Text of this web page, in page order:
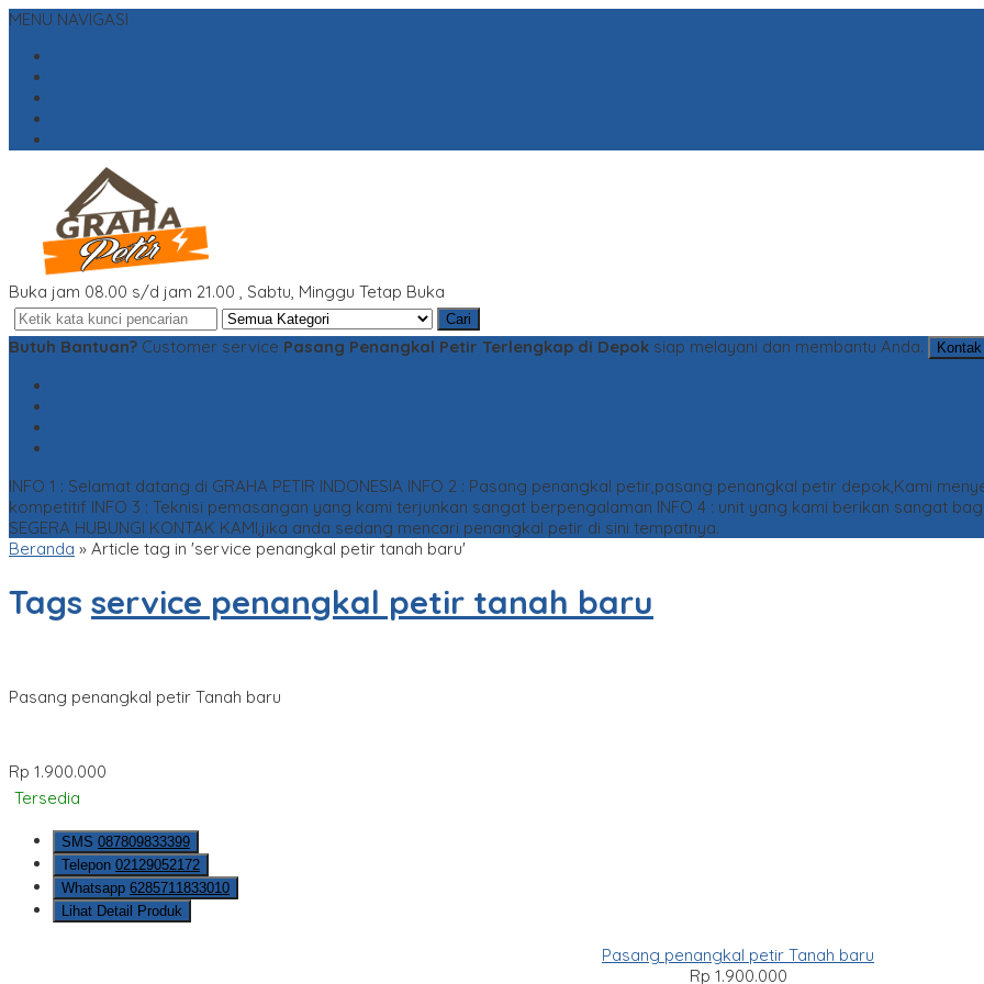
MENU NAVIGASI
Buka jam 08.00 s/d jam 21.00 , Sabtu, Minggu Tetap Buka
Cari
Butuh Bantuan? Customer service Pasang Penangkal Petir Terlengkap di Depok siap melayani dan membantu Anda.
INFO 1 : Selamat datang di GRAHA PETIR INDONESIA INFO 2 : Pasang penangkal petir,pasang penangkal petir depok,Kami
kompetitif INFO 3 : Teknisi pemasangan yang kami terjunkan sangat berpengalaman INFO 4 : unit yang kami berikan sangat
SEGERA HUBUNGI KONTAK KAMI,jika anda sedang mencari penangkal petir di sini tempatnya.
Beranda » Article tag in 'service penangkal petir tanah baru'
Tags service penangkal petir tanah baru
Pasang penangkal petir Tanah baru
Rp 1.900.000
Tersedia
SMS 087809833399
Telepon 02129052172
Whatsapp 6285711833010
Lihat Detail Produk
Pasang penangkal petir Tanah baru
Rp 1.900.000